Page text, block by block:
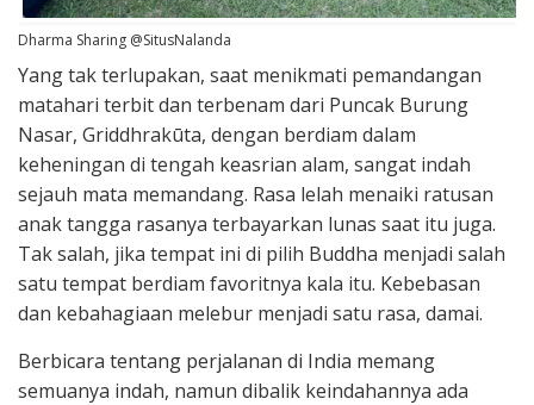
Dharma Sharing @SitusNalanda
Yang tak terlupakan, saat menikmati pemandangan
matahari terbit dan terbenam dari Puncak Burung
Nasar, Griddhrakūta, dengan berdiam dalam
keheningan di tengah keasrian alam, sangat indah
sejauh mata memandang. Rasa lelah menaiki ratusan
anak tangga rasanya terbayarkan lunas saat itu juga.
Tak salah, jika tempat ini di pilih Buddha menjadi salah
satu tempat berdiam favoritnya kala itu. Kebebasan
dan kebahagiaan melebur menjadi satu rasa, damai.
Berbicara tentang perjalanan di India memang
semuanya indah, namun dibalik keindahannya ada